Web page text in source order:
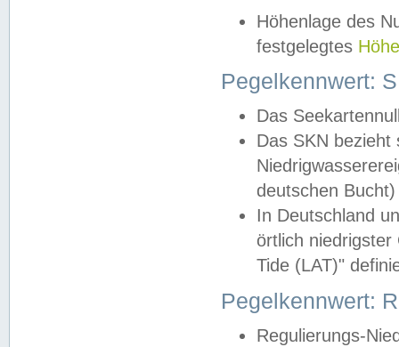
Höhenlage des
festgelegtes
Pegelkennwert:
Das
Das SKN
deutschen
In Deutschland
örtlich
Tide (LAT)"
Pegelkennwert:
Regulierungs-